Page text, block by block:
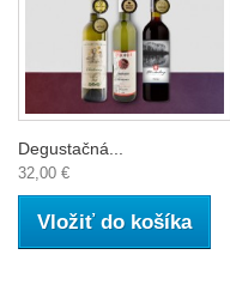
Degustačná...
32,00 €
Vložiť do košíka